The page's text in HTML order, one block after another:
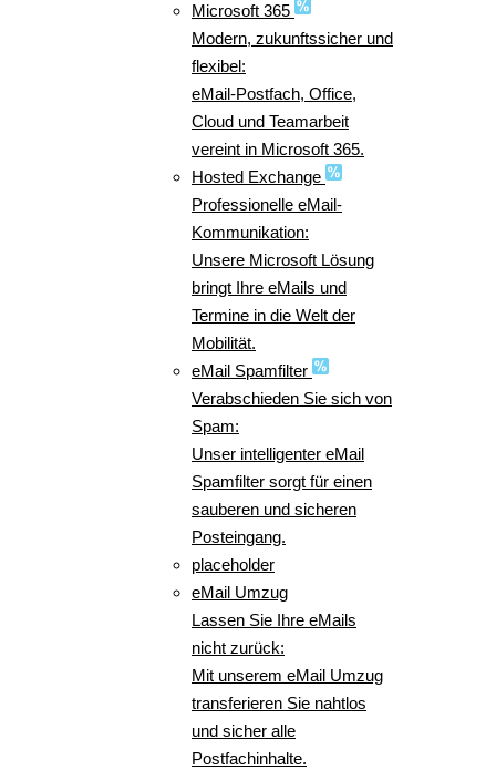
Microsoft 365
Modern, zukunftssicher und
flexibel:
eMail-Postfach, Office,
Cloud und Teamarbeit
vereint in Microsoft 365.
Hosted Exchange
Professionelle eMail-
Kommunikation:
Unsere Microsoft Lösung
bringt Ihre eMails und
Termine in die Welt der
Mobilität.
eMail Spamfilter
Verabschieden Sie sich von
Spam:
Unser intelligenter eMail
Spamfilter sorgt für einen
sauberen und sicheren
Posteingang.
placeholder
eMail Umzug
Lassen Sie Ihre eMails
nicht zurück:
Mit unserem eMail Umzug
transferieren Sie nahtlos
und sicher alle
Postfachinhalte.